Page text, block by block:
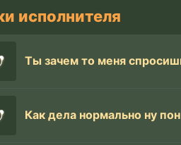
исполнителя
Как дела нормально ну пон